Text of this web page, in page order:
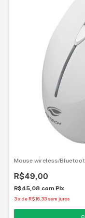
Mouse wireless/
R$49,00
R$45,08 com Pix
3xdeR$16,33sem juros